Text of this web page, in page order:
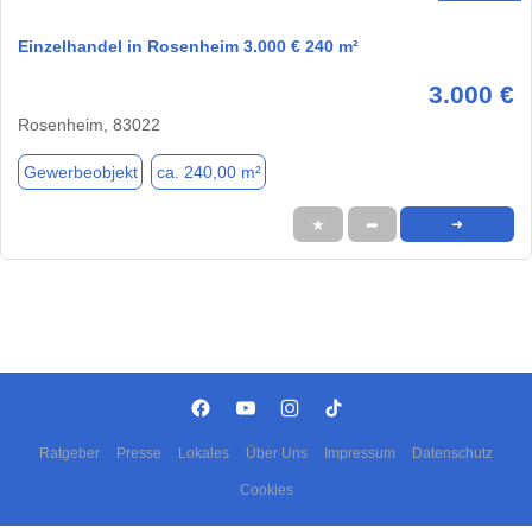
Einzelhandel in Rosenheim 3.000 € 240 m²
3.000 €
Rosenheim, 83022
Gewerbeobjekt ca. 240,00 m²
★ ➦ ➜
Ratgeber Presse Lokales Über Uns Impressum Datenschutz
Cookies